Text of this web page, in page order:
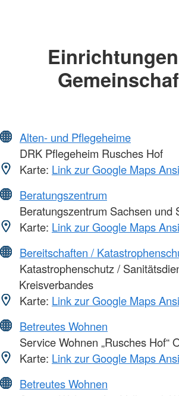
Alten- und Pflegeheime
DRK Pflegeheim Rusches Hof
Karte: Link zur Google Maps
Beratungszentrum
Beratungszentrum Sachsen und
Karte: Link zur Google Maps
Bereitschaften /
Katastrophenschutz /
Kreisverbandes
Karte: Link zur Google Maps
Betreutes Wohnen
Service Wohnen „Rusches Hof“
Karte: Link zur Google Maps
Betreutes Wohnen